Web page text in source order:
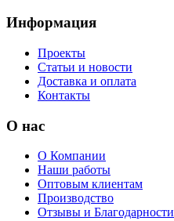
Информация
Проекты
Статьи и новости
Доставка и оплата
Контакты
О нас
О Компании
Наши работы
Оптовым клиентам
Производство
Отзывы и Благодарности